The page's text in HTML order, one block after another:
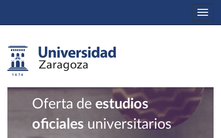
Oferta de estudios
oficiales universitarios